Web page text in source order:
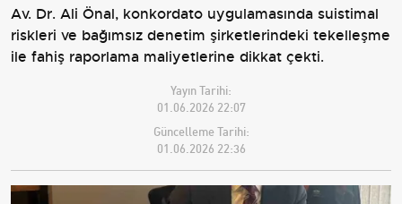
Av. Dr. Ali Önal, konkordato uygulamasında suistimal
riskleri ve bağımsız denetim şirketlerindeki tekelleşme
ile fahiş raporlama maliyetlerine dikkat çekti.
Yayın Tarihi:
01.06.2026 22:07
Güncelleme Tarihi:
01.06.2026 22:36